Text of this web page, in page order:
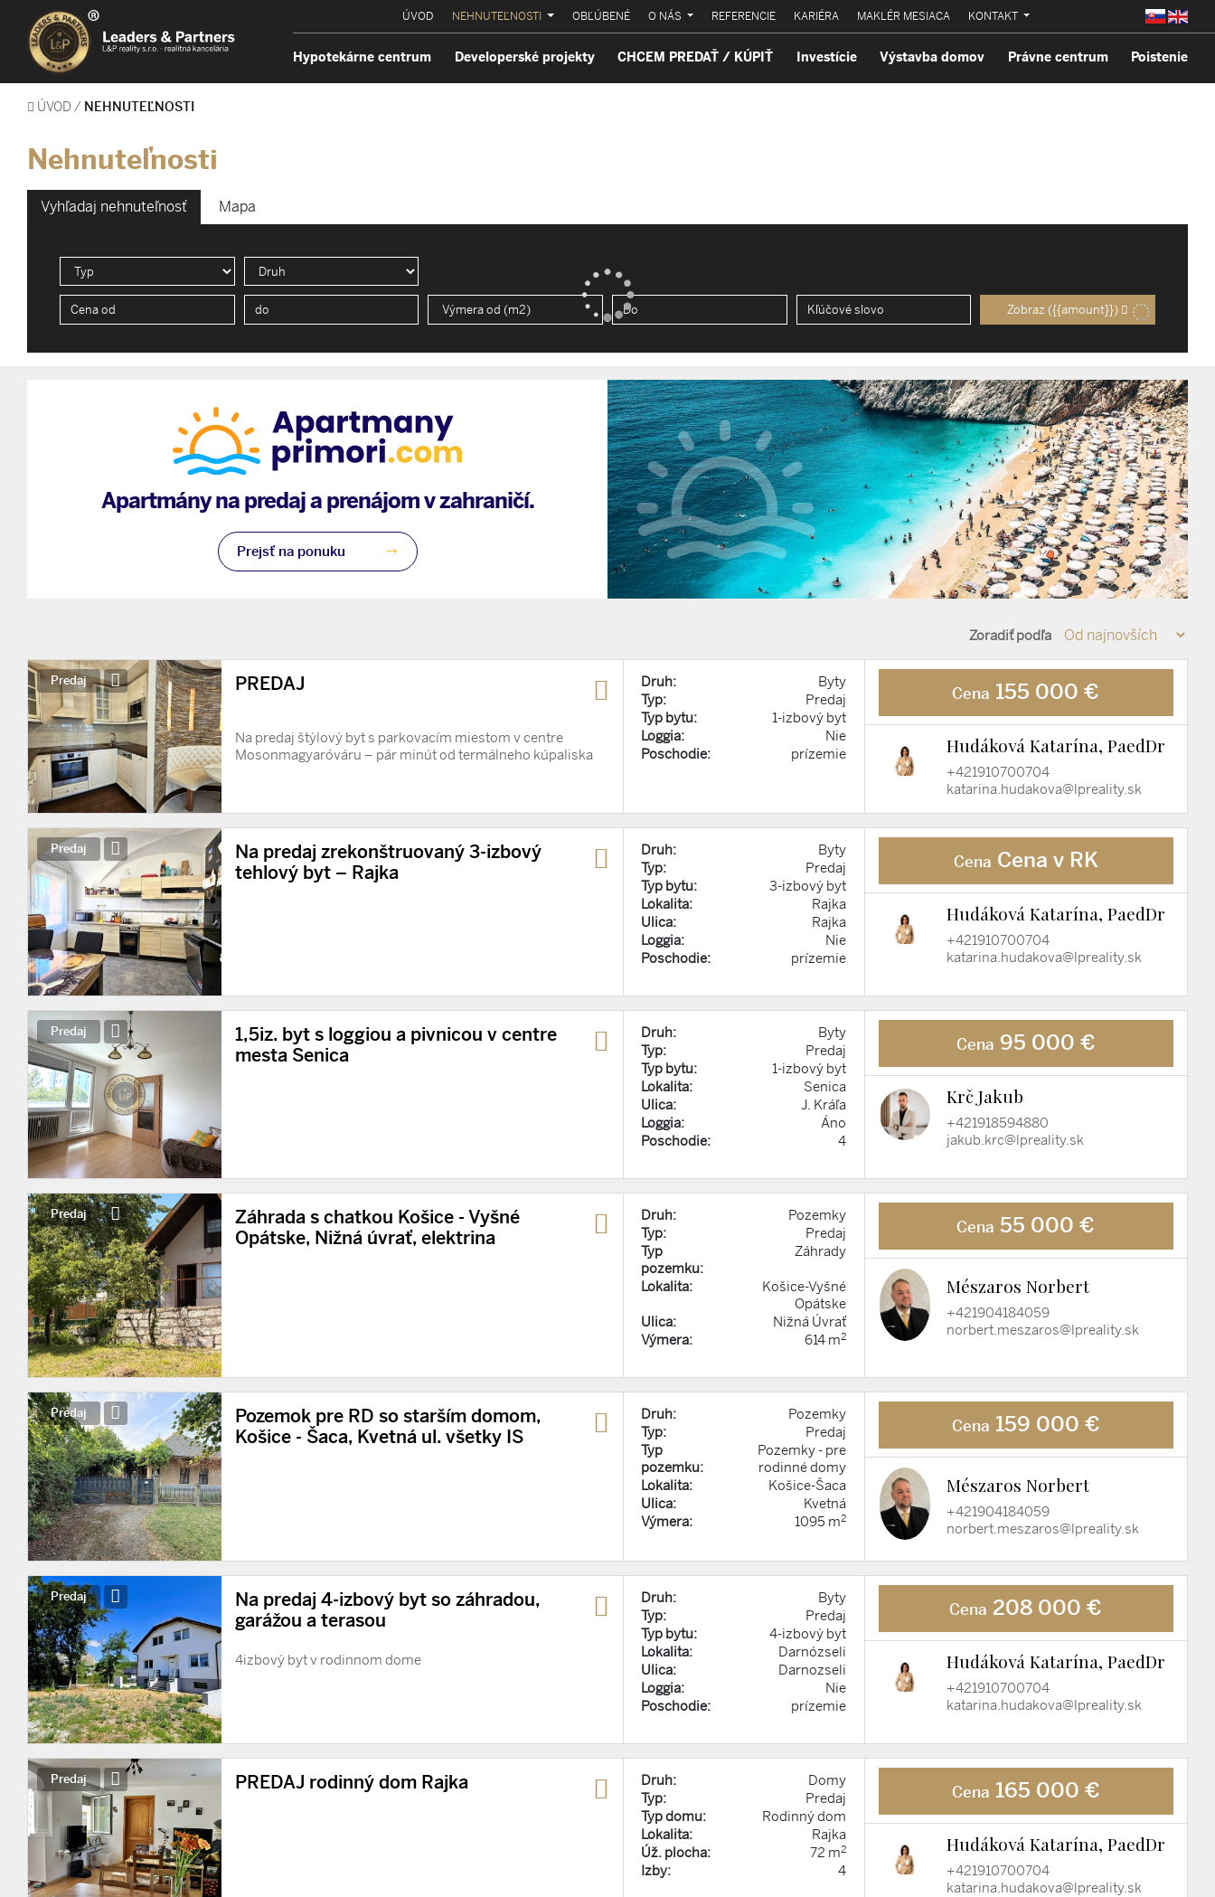
ÚVOD NEHNUTEĽNOSTI OBĽÚBENÉ O NÁS REFERENCIE KARIÉRA MAKLÉR MESIACA KONTAKT
Hypotekárne centrum Developerské projekty CHCEM PREDAŤ / KÚPIŤ Investície Výstavba domov Právne centrum Poistenie
ÚVOD / NEHNUTEĽNOSTI
Nehnuteľnosti
Vyhľadaj nehnuteľnosť Mapa
Zobraz({{amount}})
Apartmány na predaj a prenájom v zahraničí.
Prejsť na ponuku
Zoradiť podľa
Predaj PREDAJ
Na predaj štýlový byt s parkovacím miestom v centre
Mosonmagyaróváru – pár minút od termálneho kúpaliska
Druh:
Byty
Typ:
Predaj
Typ bytu:
1-izbový byt
Loggia:
Nie
Poschodie:
prízemie
Cena 155 000 €
Hudáková Katarína, PaedDr
+421910700704
katarina.hudakova@lpreality.sk
Predaj
Na predaj zrekonštruovaný 3-izbový
tehlový byt – Rajka
Druh:
Byty
Typ:
Predaj
Typ bytu:
3-izbový byt
Lokalita:
Rajka
Ulica:
Rajka
Loggia:
Nie
Poschodie:
prízemie
Cena Cena v RK
Hudáková Katarína, PaedDr
+421910700704
katarina.hudakova@lpreality.sk
Predaj
1,5iz. byt s loggiou a pivnicou v centre
mesta Senica
Druh:
Byty
Typ:
Predaj
Typ bytu:
1-izbový byt
Lokalita:
Senica
Ulica:
J. Kráľa
Loggia:
Áno
Poschodie:
4
Cena 95 000 €
Krč Jakub
+421918594880
jakub.krc@lpreality.sk
Predaj
Záhrada s chatkou Košice - Vyšné
Opátske, Nižná úvrať, elektrina
Druh:
Pozemky
Typ:
Predaj
Typ
pozemku:
Záhrady
Lokalita:
Košice-Vyšné
Opátske
Ulica:
Nižná Úvrať
Výmera:
614 m2
Cena 55 000 €
Mészaros Norbert
+421904184059
norbert.meszaros@lpreality.sk
Predaj
Pozemok pre RD so starším domom,
Košice - Šaca, Kvetná ul. všetky IS
Druh:
Pozemky
Typ:
Predaj
Typ
pozemku:
Pozemky - pre
rodinné domy
Lokalita:
Košice-Šaca
Ulica:
Kvetná
Výmera:
1095 m2
Cena 159 000 €
Mészaros Norbert
+421904184059
norbert.meszaros@lpreality.sk
Predaj
Na predaj 4-izbový byt so záhradou,
garážou a terasou
4izbový byt v rodinnom dome
Druh:
Byty
Typ:
Predaj
Typ bytu:
4-izbový byt
Lokalita:
Darnózseli
Ulica:
Darnozseli
Loggia:
Nie
Poschodie:
prízemie
Cena 208 000 €
Hudáková Katarína, PaedDr
+421910700704
katarina.hudakova@lpreality.sk
Predaj PREDAJ rodinný dom Rajka Druh:
Domy
Typ:
Predaj
Typ domu:
Rodinný dom
Lokalita:
Rajka
Úž. plocha:
72 m2
Izby: 4
Cena 165 000 €
Hudáková Katarína, PaedDr
+421910700704
katarina.hudakova@lpreality.sk